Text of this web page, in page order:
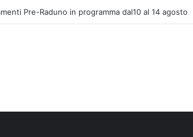
Pre-Raduno in programma dal10 al 14 agosto